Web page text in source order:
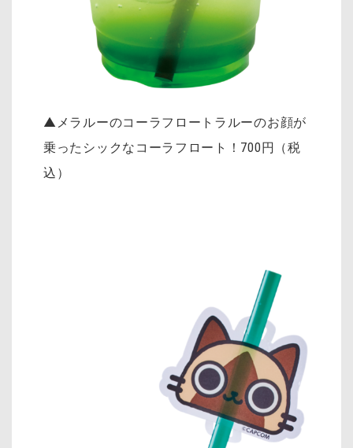
▲メラルーのコーラフロートラルーのお顔が
乗ったシックなコーラフロート！700円（税
込）